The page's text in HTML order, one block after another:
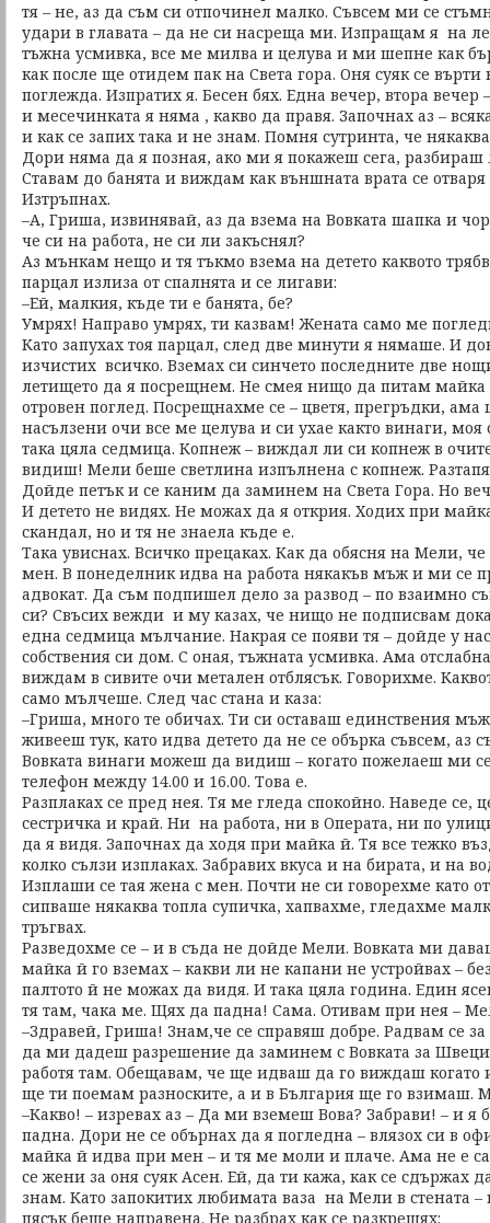
тя – не, аз да съм си отпочинел малко. Съвсем ми се
удари в главата – да не си насреща ми. Изпращам я на
тъжна усмивка, все ме милва и целува и ми шепне как
как после ще отидем пак на Света гора. Оня суяк се
поглежда. Изпратих я. Бесен бях. Една вечер, втора
и месечинката я няма , какво да правя. Започнах аз –
и как се запих така и не знам. Помня сутринта, че
Дори няма да я позная, ако ми я покажеш сега, разбираш
Ставам до банята и виждам как външната врата се
Изтръпнах.
–А, Гриша, извинявай, аз да взема на Вовката шапка и
че си на работа, не си ли закъснял?
Аз мънкам нещо и тя тъкмо взема на детето каквото
парцал излиза от спалнята и се лигави:
–Ей, малкия, къде ти е банята, бе?
Умрях! Направо умрях, ти казвам! Жената само ме
Като запухах тоя парцал, след две минути я нямаше. И
изчистих всичко. Вземах си синчето последните две
летището да я посрещнем. Не смея нищо да питам майка
отровен поглед. Посрещнахме се – цветя, прегръдки,
насълзени очи все ме целува и си ухае както винаги, моя
така цяла седмица. Копнеж – виждал ли си копнеж в
видиш! Мели беше светлина изпълнена с копнеж.
Дойде петък и се каним да заминем на Света Гора. Но
И детето не видях. Не можах да я открия. Ходих при
скандал, но и тя не знаела къде е.
Така увиснах. Всичко прецаках. Как да обясня на Мели,
мен. В понеделник идва на работа някакъв мъж и ми се
адвокат. Да съм подпишел дело за развод – по взаимно
си? Свъсих вежди и му казах, че нищо не подписвам
една седмица мълчание. Накрая се появи тя – дойде у
собствения си дом. С оная, тъжната усмивка. Ама
виждам в сивите очи метален отблясък. Говорихме.
само мълчеше. След час стана и каза:
–Гриша, много те обичах. Ти си оставаш единствения
живееш тук, като идва детето да не се обърка съвсем, аз
Вовката винаги можеш да видиш – когато пожелаеш ми
телефон между 14.00 и 16.00. Това е.
Разплаках се пред нея. Тя ме гледа спокойно. Наведе се,
сестричка и край. Ни на работа, ни в Операта, ни по
да я видя. Започнах да ходя при майка й. Тя все тежко
колко сълзи изплаках. Забравих вкуса и на бирата, и на
Изплаши се тая жена с мен. Почти не си говорехме като
сипваше някаква топла супичка, хапвахме, гледахме
тръгвах.
Разведохме се – и в съда не дойде Мели. Вовката ми
майка й го вземах – какви ли не капани не устройвах –
палтото й не можах да видя. И така цяла година. Един
тя там, чака ме. Щях да падна! Сама. Отивам при нея –
–Здравей, Гриша! Знам,че се справяш добре. Радвам се
да ми дадеш разрешение да заминем с Вовката за
работя там. Обещавам, че ще идваш да го виждаш когато
ще ти поемам разноските, а и в България ще го взимаш.
–Какво! – изревах аз – Да ми вземеш Вова? Забрави! – и я
падна. Дори не се обърнах да я погледна – влязох си в
майка й идва при мен – и тя ме моли и плаче. Ама не е
се жени за оня суяк Асен. Ей, да ти кажа, как се сдържах
знам. Като запокитих любимата ваза на Мели в стената –
пясък беше направена. Не разбрах как се разкрещях: